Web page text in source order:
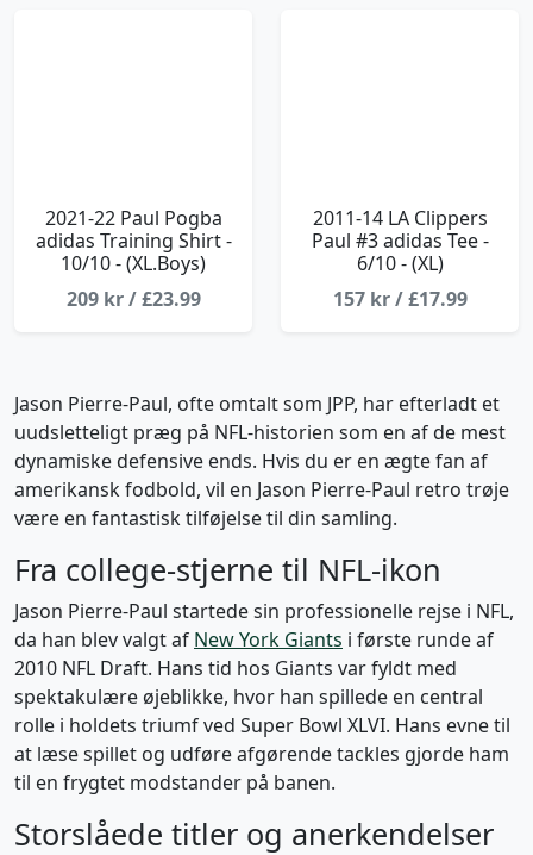
2021-22 Paul Pogba
adidas Training Shirt -
10/10 - (XL.Boys)
209 kr / £23.99
2011-14 LA Clippers
Paul #3 adidas Tee -
6/10 - (XL)
157 kr / £17.99
Jason Pierre-Paul, ofte omtalt som JPP, har efterladt et
uudsletteligt præg på NFL-historien som en af de mest
dynamiske defensive ends. Hvis du er en ægte fan af
amerikansk fodbold, vil en Jason Pierre-Paul retro trøje
være en fantastisk tilføjelse til din samling.
Fra college-stjerne til NFL-ikon
Jason Pierre-Paul startede sin professionelle rejse i NFL,
da han blev valgt af New York Giants i første runde af
2010 NFL Draft. Hans tid hos Giants var fyldt med
spektakulære øjeblikke, hvor han spillede en central
rolle i holdets triumf ved Super Bowl XLVI. Hans evne til
at læse spillet og udføre afgørende tackles gjorde ham
til en frygtet modstander på banen.
Storslåede titler og anerkendelser